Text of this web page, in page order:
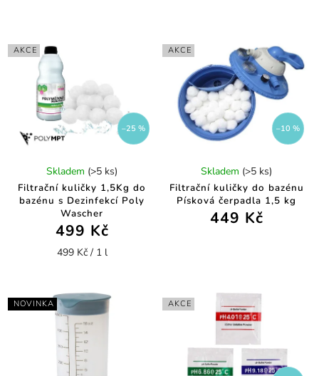
AKCE
–25 %
Filtrační kuličky 1,5Kg do
bazénu s Dezinfekcí Poly
Wascher
Skladem (>5 ks)
499 Kč
499 Kč / 1 l
AKCE
–10 %
Filtrační kuličky do bazénu
Písková čerpadla 1,5 kg
Skladem (>5 ks)
449 Kč
NOVINKA AKCE